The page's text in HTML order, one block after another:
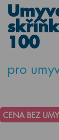
100
pro
CENA BEZ